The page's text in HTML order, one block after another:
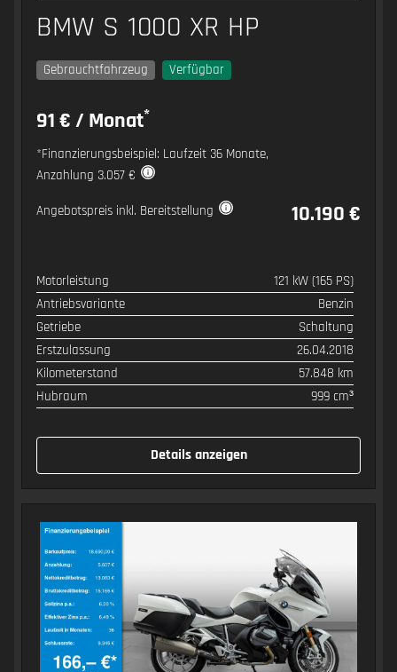
BMW S 1000 XR HP
Gebrauchtfahrzeug Verfügbar
91 € / Monat*
*Finanzierungsbeispiel: Laufzeit 36 Monate,
Anzahlung 3.057 €
Angebotspreis inkl. Bereitstellung 10.190 €
SPEZIFIKATION WERT
Motorleistung
121 kW (165 PS)
Antriebsvariante
Benzin
Getriebe
Schaltung
Erstzulassung
26.04.2018
Kilometerstand
57.848 km
Hubraum
999 cm³
Details anzeigen